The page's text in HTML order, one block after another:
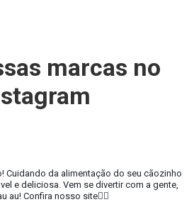
marcas no
Cuidando da alimentação do seu cãozinho
e deliciosa.Vem se divertir com a gente,
au! Confira nosso site👇🏻